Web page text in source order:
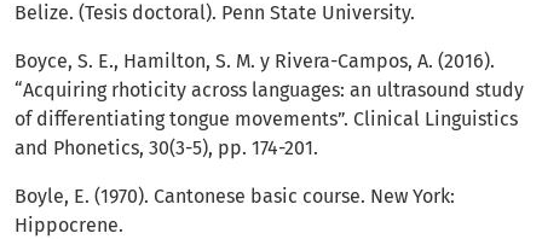
Belize. (Tesis doctoral). Penn State University.
Boyce, S. E., Hamilton, S. M. y Rivera-Campos, A. (2016).
“Acquiring rhoticity across languages: an ultrasound study
of differentiating tongue movements”. Clinical Linguistics
and Phonetics, 30(3-5), pp. 174-201.
Boyle, E. (1970). Cantonese basic course. New York:
Hippocrene.